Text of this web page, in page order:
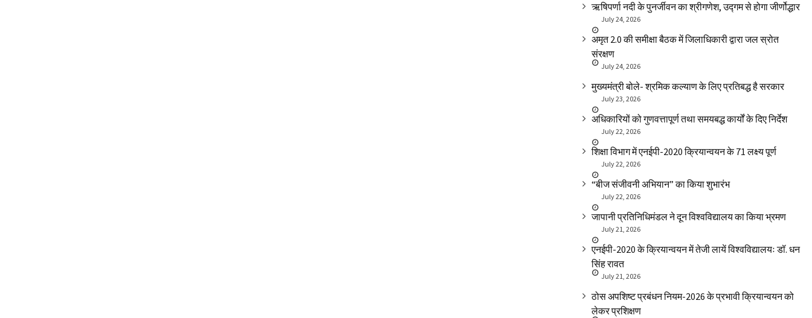
ऋषिपर्णा नदी के पुनर्जीवन का श्रीगणेश, उद्गम से होगा जीर्णोद्धार
July 24, 2026
अमृत 2.0 की समीक्षा बैठक में जिलाधिकारी द्वारा जल स्रोत
संरक्षण
July 24, 2026
मुख्यमंत्री बोले- श्रमिक कल्याण के लिए प्रतिबद्ध है सरकार
July 23, 2026
अधिकारियों को गुणवत्तापूर्ण तथा समयबद्ध कार्यों के दिए निर्देश
July 22, 2026
शिक्षा विभाग में एनईपी-2020 क्रियान्वयन के 71 लक्ष्य पूर्ण
July 22, 2026
“बीज संजीवनी अभियान” का किया शुभारंभ
July 22, 2026
जापानी प्रतिनिधिमंडल ने दून विश्वविद्यालय का किया भ्रमण
July 21, 2026
एनईपी-2020 के क्रियान्वयन में तेजी लायें विश्वविद्यालयः डॉ. धन
सिंह रावत
July 21, 2026
ठोस अपशिष्ट प्रबंधन नियम-2026 के प्रभावी क्रियान्वयन को
लेकर प्रशिक्षण